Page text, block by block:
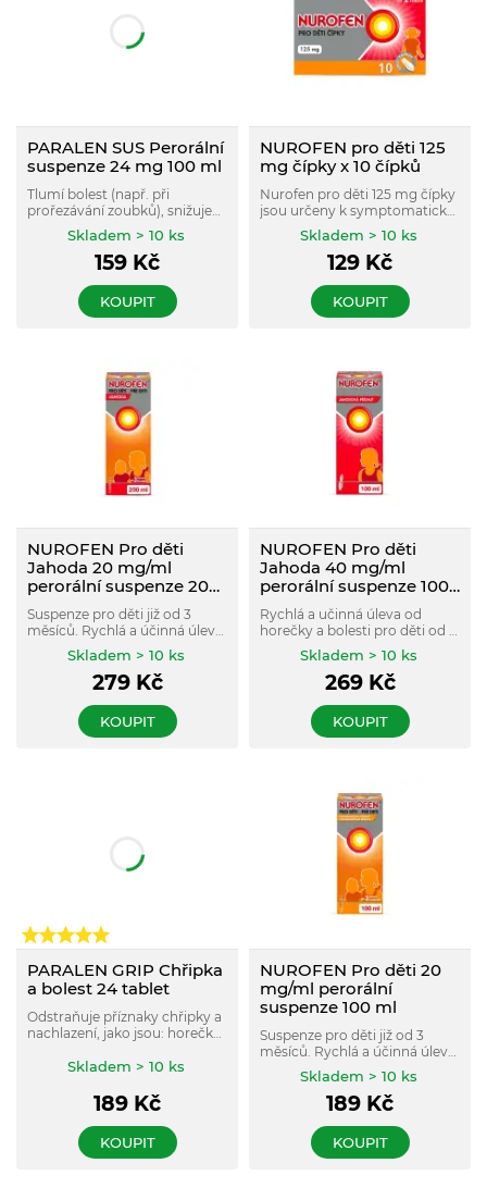
PARALEN SUS Perorální
suspenze 24 mg 100 ml
Tlumí bolest (např. při
prořezávání zoubků), snižuje
horečku, pomáhá při chřipce.
Vhodné pro děti od 3 měsíců.
Skladem > 10 ks
159 Kč
KOUPIT
NUROFEN pro děti 125
mg čípky x 10 čípků
Nurofen pro děti 125 mg čípky
jsou určeny k symptomatické
léčbě: horečky (včetně
horečnatého stavu po
očkování, horečky
doprovázející nachlazení a
chřipku); mírné až středně
silné bolesti jako je bolest
Skladem > 10 ks
129 Kč
KOUPIT
NUROFEN Pro děti
Jahoda 20 mg/ml
perorální suspenze 200
ml
Suspenze pro děti již od 3
měsíců. Rychlá a účinná úleva
od horečky a bolesti. Obsahuje
dávkovací stříkačku pro
snadné a přesné dávkování.
rodinné balení.
Skladem > 10 ks
279Kč
KOUPIT
NUROFEN Pro děti
Jahoda 40 mg/ml
perorální suspenze 100
ml
Rychlá a učinná úleva od
horečky a bolesti pro děti od 6
let. Začíná účinkovat proti
horečce už po 15 minutách a
působí až na 8 hodin.
Skladem > 10 ks
269Kč
KOUPIT
PARALEN GRIP Chřipka
a bolest 24 tablet
Odstraňuje příznaky chřipky a
nachlazení, jako jsou: horečka,
bolest v krku. Díky kofeinu
ospalosti. Pro dospělé a
dospívající od 12 let.
Skladem > 10 ks
189 Kč
KOUPIT
NUROFEN Pro děti 20
mg/ml perorální
suspenze 100 ml
Suspenze pro děti již od 3
měsíců. Rychlá a účinná úleva
od horečky a bolesti. Obsahuje
dávkovací stříkačku pro
snadné a přesné dávkování.
Má pomerančovou příchuť.
Skladem > 10 ks
189 Kč
KOUPIT